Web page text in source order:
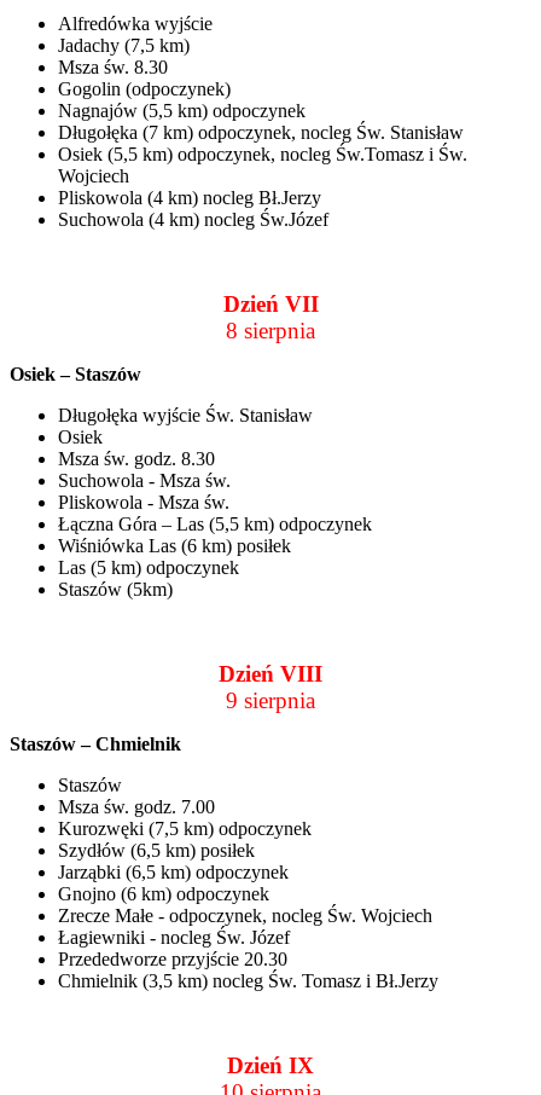
Alfredówka wyjście
Jadachy (7,5 km)
Msza św. 8.30
Gogolin (odpoczynek)
Nagnajów (5,5 km) odpoczynek
Długołęka (7 km) odpoczynek, nocleg Św. Stanisław
Osiek (5,5 km) odpoczynek, nocleg Św.Tomasz i Św.
Wojciech
Pliskowola (4 km) nocleg Bł.Jerzy
Suchowola (4 km) nocleg Św.Józef
Dzień VII
8 sierpnia
Osiek – Staszów
Długołęka wyjście Św. Stanisław
Osiek
Msza św. godz. 8.30
Suchowola - Msza św.
Pliskowola - Msza św.
Łączna Góra – Las (5,5 km) odpoczynek
Wiśniówka Las (6 km) posiłek
Las (5 km) odpoczynek
Staszów (5km)
Dzień VIII
9 sierpnia
Staszów – Chmielnik
Staszów
Msza św. godz. 7.00
Kurozwęki (7,5 km) odpoczynek
Szydłów (6,5 km) posiłek
Jarząbki (6,5 km) odpoczynek
Gnojno (6 km) odpoczynek
Zrecze Małe - odpoczynek, nocleg Św. Wojciech
Łagiewniki - nocleg Św. Józef
Przededworze przyjście 20.30
Chmielnik (3,5 km) nocleg Św. Tomasz i Bł.Jerzy
Dzień IX